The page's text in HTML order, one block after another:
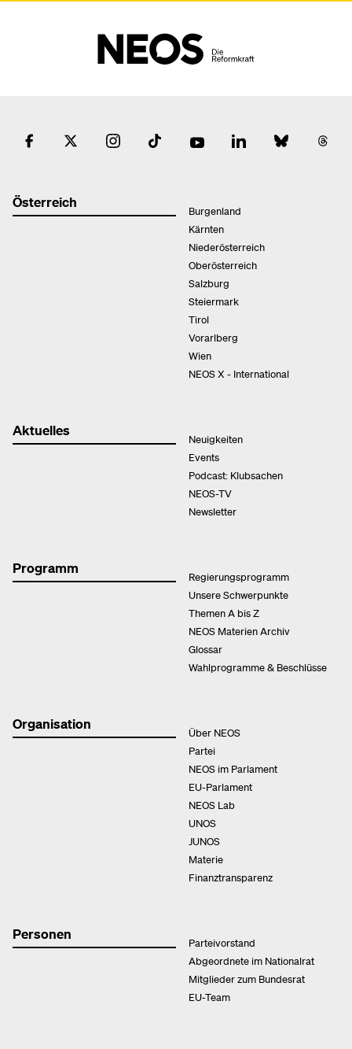
Österreich
Burgenland
Kärnten
Niederösterreich
Oberösterreich
Salzburg
Steiermark
Tirol
Vorarlberg
Wien
NEOS X - International
Aktuelles
Neuigkeiten
Events
Podcast: Klubsachen
NEOS-TV
Newsletter
Programm
Regierungsprogramm
Unsere Schwerpunkte
Themen A bis Z
NEOS Materien Archiv
Glossar
Wahlprogramme & Beschlüsse
Organisation
Über NEOS
Partei
NEOS im Parlament
EU-Parlament
NEOS Lab
UNOS
JUNOS
Materie
Finanztransparenz
Personen
Parteivorstand
Abgeordnete im Nationalrat
Mitglieder zum Bundesrat
EU-Team